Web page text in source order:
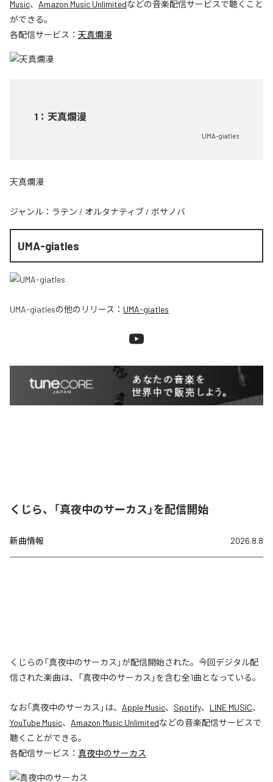
Music、 Amazon Music Unlimitedなどの音楽配信サービスで聴くこと
ができる。
各配信サービス： 天真爛漫
1 ： 天真爛漫
UMA-giatles
天真爛漫
ジャンル： ラテン / オルタナティブ / ボサノバ
UMA-giatles
UMA-giatlesの他のリリース： UMA-giatles
くじら、「真夜中のサーカス」を配信開始
新曲情報 2026.8.8
くじらの「真夜中のサーカス」が配信開始された。今回デジタル配
信された楽曲は、「真夜中のサーカス」を含む全1曲となっている。
なお「真夜中のサーカス 」は、 Apple Music、 Spotify、 LINE MUSIC、
YouTube Music、 Amazon Music Unlimitedなどの音楽配信サービスで
聴くことができる。
各配信サービス： 真夜中のサーカス